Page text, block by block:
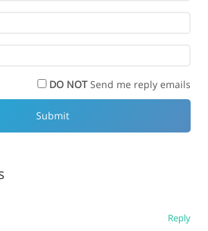
DO NOTSend me reply emails
Reply